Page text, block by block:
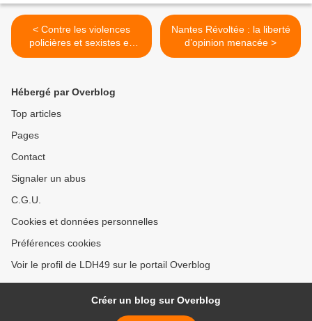
< Contre les violences
policières et sexistes en
Tunisie, solidarité
Nantes Révoltée : la liberté
d’opinion menacée >
Hébergé par Overblog
Top articles
Pages
Contact
Signaler un abus
C.G.U.
Cookies et données personnelles
Préférences cookies
Voir le profil de LDH49 sur le portail Overblog
Créer un blog sur Overblog